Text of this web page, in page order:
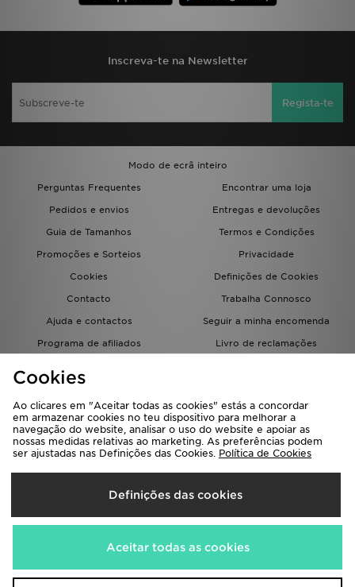
Inscreva-te na Newsletter
Regista-te
Modo de ecrã inteiro
Perguntas Frequentes
Encontrar uma loja
Pedidos e envios
Entregas e devoluções
Guia de Tamanhos
Termos e Condições
Promoções e Sorteios
Privacidade
Cookies
Definições de Cookies
Contacto
Trabalha Connosco
Ajuda e contactos
Seguir a minha encomenda
Programa de afiliados
Livro de reclamações
Seleciona O País
Portugal
Aceitamos os seguintes métodos de pagamento
Cookies
Ao clicares em "Aceitar todas as cookies" estás a concordar
em armazenar cookies no teu dispositivo para melhorar a
navegação do website, analisar o uso do website e apoiar as
nossas medidas relativas ao marketing. As preferências podem
ser ajustadas nas Definições das Cookies. Política de Cookies
Definições das cookies
Aceitar todas as cookies